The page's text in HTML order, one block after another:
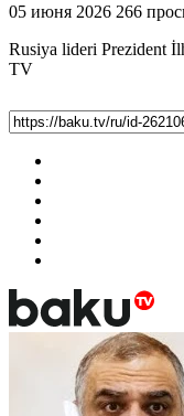
05 июня 2026 266
Rusiya lideri Prezident
TV